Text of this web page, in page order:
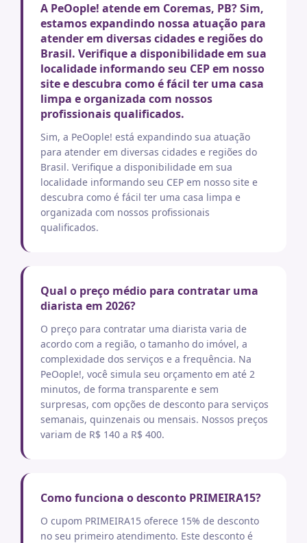
A PeOople! atende em Coremas, PB? Sim,
estamos expandindo nossa atuação para
atender em diversas cidades e regiões do
Brasil. Verifique a disponibilidade em sua
localidade informando seu CEP em nosso
site e descubra como é fácil ter uma casa
limpa e organizada com nossos
profissionais qualificados.
Sim, a PeOople! está expandindo sua atuação
para atender em diversas cidades e regiões do
Brasil. Verifique a disponibilidade em sua
localidade informando seu CEP em nosso site e
descubra como é fácil ter uma casa limpa e
organizada com nossos profissionais
qualificados.
Qual o preço médio para contratar uma
diarista em 2026?
O preço para contratar uma diarista varia de
acordo com a região, o tamanho do imóvel, a
complexidade dos serviços e a frequência. Na
PeOople!, você simula seu orçamento em até 2
minutos, de forma transparente e sem
surpresas, com opções de desconto para serviços
semanais, quinzenais ou mensais. Nossos preços
variam de R$ 140 a R$ 400.
Como funciona o desconto PRIMEIRA15?
O cupom PRIMEIRA15 oferece 15% de desconto
no seu primeiro atendimento. Este desconto é